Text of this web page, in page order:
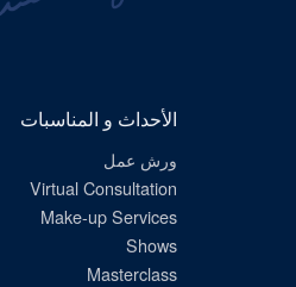
الأحداث و المناسبات
ورش عمل
Virtual Consultation
Make-up Services
Shows
Masterclass